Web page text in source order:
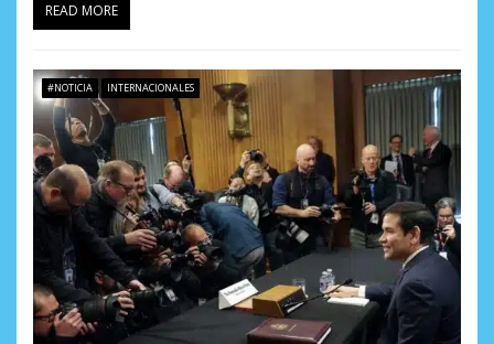
READ MORE
#NOTICIA INTERNACIONALES